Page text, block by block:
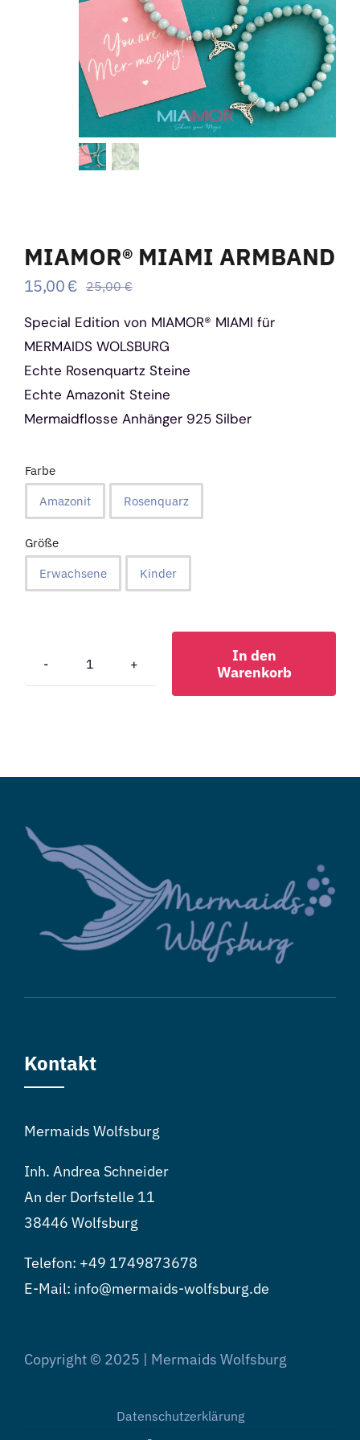
Warenkorb
MIAMOR® MIAMI ARMBAND
25,00€Ursprünglicher
war:
25,00 €
15,00€ Aktueller
ist:
15,00 €.
Special Edition von MIAMOR® MIAMI für
MERMAIDS WOLSBURG
Echte Rosenquartz Steine
Echte Amazonit Steine
Mermaidflosse Anhänger 925 Silber
Farbe
Amazonit Rosenquarz
Größe
Erwachsene Kinder
Miamor®
In den
Warenkorb
Kontakt
Mermaids Wolfsburg
Inh. Andrea Schneider
An der Dorfstelle 11
38446 Wolfsburg
Telefon: +49 1749873678
E-Mail: info@mermaids-wolfsburg.de
Copyright © 2025 | Mermaids Wolfsburg
Datenschutzerklärung